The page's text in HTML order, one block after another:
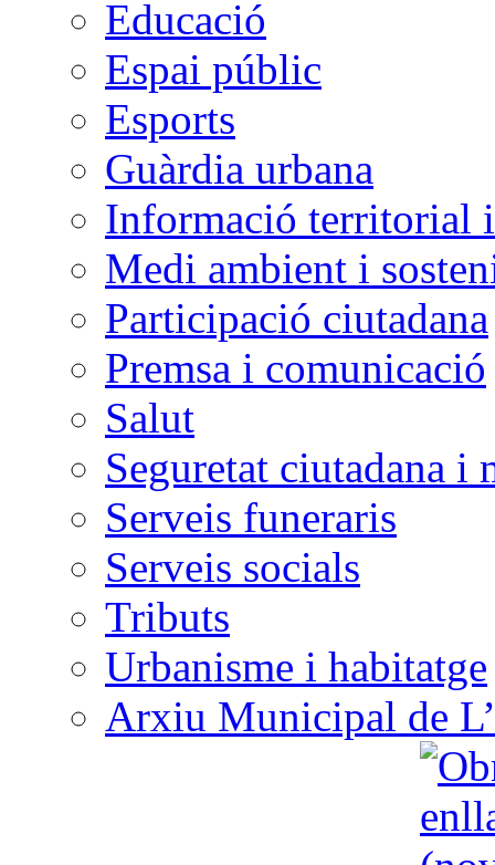
Educació
Espai públic
Esports
Guàrdia urbana
Informació territorial
Medi ambient i
Participació ciutadana
Premsa i comunicació
Salut
Seguretat ciutadana i
Serveis funeraris
Serveis socials
Tributs
Urbanisme i habitatge
Arxiu Municipal de